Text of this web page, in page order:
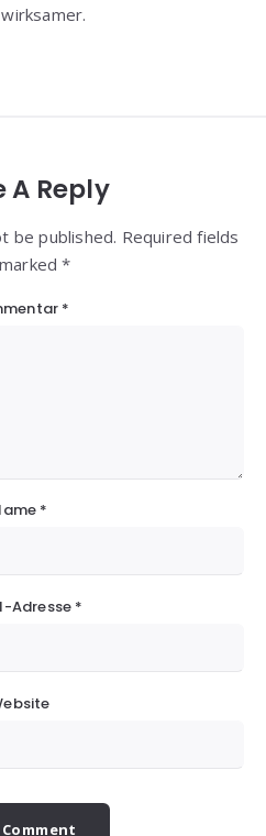
A Reply
be published. Required fields
*
*
*
Adresse *